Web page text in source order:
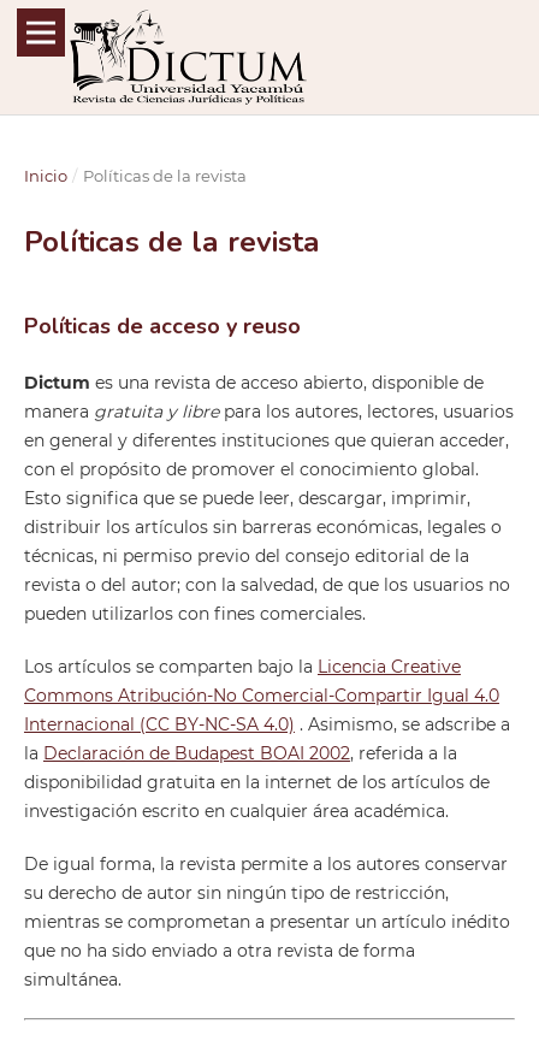
Inicio / Políticas de la revista
Políticas de la revista
Políticas de acceso y reuso
Dictum es una revista de acceso abierto, disponible de
manera gratuita y librepara los autores, lectores, usuarios
en general y diferentes instituciones que quieran acceder,
con el propósito de promover el conocimiento global.
Esto significa que se puede leer, descargar, imprimir,
distribuir los artículos sin barreras económicas, legales o
técnicas, ni permiso previo del consejo editorial de la
revista o del autor; con la salvedad, de que los usuarios no
pueden utilizarlos con fines comerciales.
Los artículos se comparten bajo la Licencia Creative
Commons Atribución-No Comercial-Compartir Igual 4.0
Internacional (CC BY-NC-SA 4.0) . Asimismo, se adscribe a
la Declaración de Budapest BOAI 2002, referida a la
disponibilidad gratuita en la internet de los artículos de
investigación escrito en cualquier área académica.
De igual forma, la revista permite a los autores conservar
su derecho de autor sin ningún tipo de restricción,
mientras se comprometan a presentar un artículo inédito
que no ha sido enviado a otra revista de forma
simultánea.